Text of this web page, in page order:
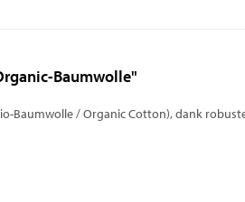
Baumwolle"
Baumwolle / Organic Cotton), dank